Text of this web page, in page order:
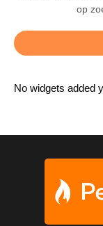
op
No widgets added